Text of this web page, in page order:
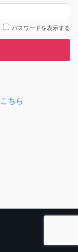
パスワードを表示する
こちら